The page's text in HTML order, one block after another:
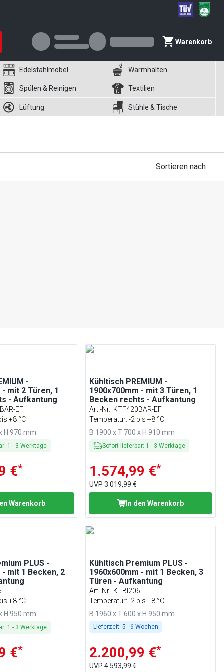
Warenkorb
Edelstahlmöbel Warmhalten
Spülen & Reinigen Textilien
Lüftung Stühle & Tische
Sortieren nach
-
- mit 2 Türen, 1
- Aufkantung
EF
+8 °C
H 970 mm
: 1 - 3 Werktage
€*
Warenkorb
Kühltisch PREMIUM -
1900x700mm - mit 3 Türen, 1
Becken rechts - Aufkantung
Art.-Nr.: KTF420BAR-EF
Temperatur: -2 bis +8 °C
B 1900 x T 700 x H 910 mm
Sofort lieferbar: 1 - 3 Werktage
1.574,99 €*
UVP 3.019,99 €
In den Warenkorb
PLUS -
- mit 1 Becken, 2
+8 °C
H 950 mm
: 1 - 3 Werktage
€*
Kühltisch Premium PLUS -
1960x600mm - mit 1 Becken, 3
Türen - Aufkantung
Art.-Nr.: KTBI206
Temperatur: -2 bis +8 °C
B 1960 x T 600 x H 950 mm
Lieferzeit: 5 - 6 Wochen
2.200,99 €*
UVP 4.593,99 €